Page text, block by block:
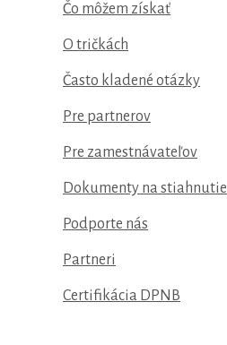
Čo môžem získať
O tričkách
Často kladené otázky
Pre partnerov
Pre zamestnávateľov
Dokumenty na stiahnutie
Podporte nás
Partneri
Certifikácia DPNB